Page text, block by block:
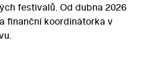
festivalů. Od dubna 2026
finanční koordinátorka v